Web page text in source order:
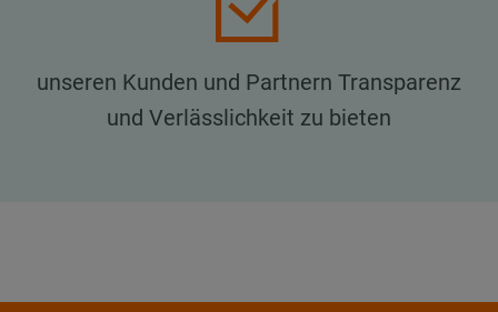
unseren Kunden und Partnern Transparenz
und Verlässlichkeit zu bieten